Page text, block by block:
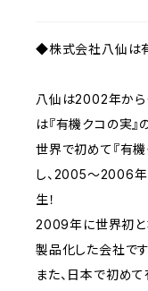
◆株式会社八仙は
八仙は2002年か
は『有機クコの実』
世界で初めて『有
し、2005～2006
生！
2009年に世界初と
製品化した会社です
また、日本で初め